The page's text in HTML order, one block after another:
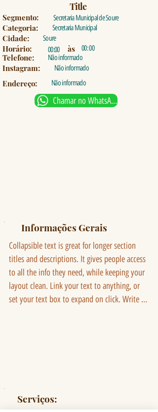
Title
Segmento: Secretaria Municipal de Soure
Categoria: Secretaria Municipal
Cidade: Soure
Horário: 00:00 às 00: 00
Telefone: Não informado
Instagram: Não informado
Endereço: Não informado
Chamar no WhatsApp
Informações Gerais
Collapsible text is great for longer section
titles and descriptions. It gives people access
to all the info they need, while keeping your
layout clean. Link your text to anything, or
set your text box to expand on click. Write
Serviços: